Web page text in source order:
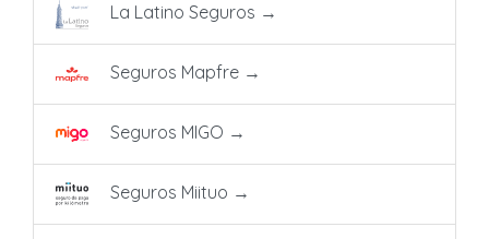
La Latino Seguros →
Seguros Mapfre →
Seguros MIGO →
Seguros Miituo →